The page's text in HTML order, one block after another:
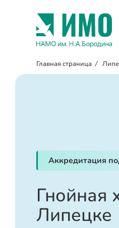
Главная страница /
Аккредитация
Гнойная
Липецке